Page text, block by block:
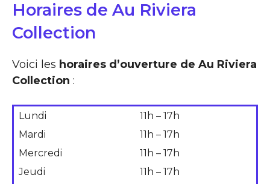
Horaires de Au Riviera
Collection
Voici les horaires d’ouverture de Au Riviera
Collection :
Lundi
11h – 17h
Mardi
11h – 17h
Mercredi
11h – 17h
Jeudi
11h – 17h